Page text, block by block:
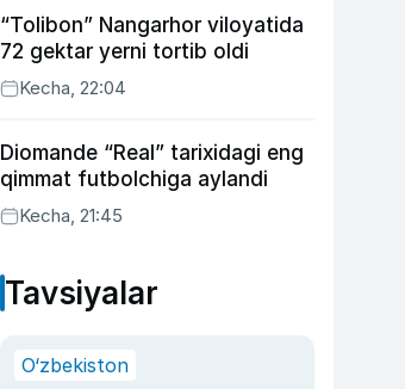
“Tolibon” Nangarhor viloyatida
72 gektar yerni tortib oldi
Kecha, 22:04
Diomande “Real” tarixidagi eng
qimmat futbolchiga aylandi
Kecha, 21:45
Tavsiyalar
O‘zbekiston